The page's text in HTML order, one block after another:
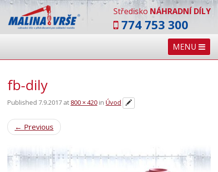
Středisko NÁHRADNÍ DÍLY
774 753 300
MENU
fb-dily
Published 7.9.2017 at 800 × 420 in Úvod
← Previous